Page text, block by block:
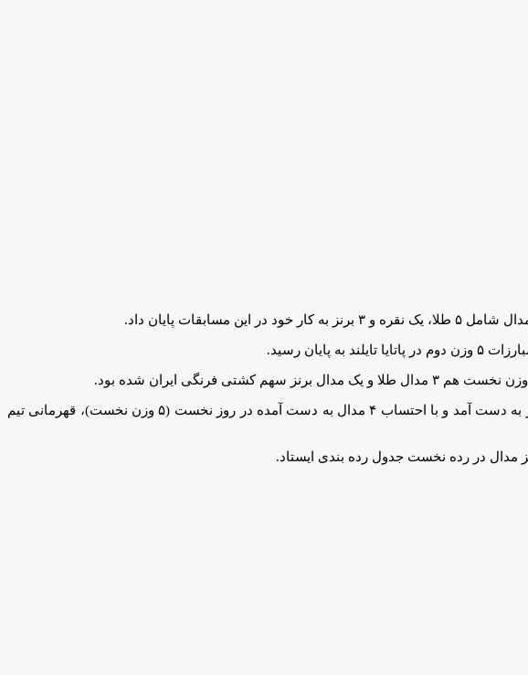
امروز و پس از کسب اولین مدال تیم کشتی فرنگی جوانان ایران که توسط امیرعلی حیدری در وزن ۶۰ کیلوگرم و به رنگ برنز به دست آمد و با احتساب ۴ مدال به دست آمده در روز نخست (۵ وزن نخست)، قهرمانی تیم